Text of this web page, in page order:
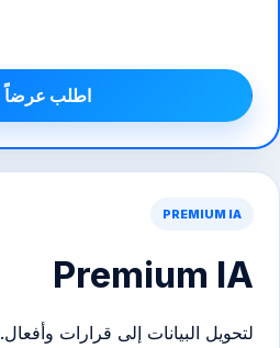
اطلب عرضاً
PREMIUM IA
Premium IA
لتحويل البيانات إلى قرارات وأفعال.